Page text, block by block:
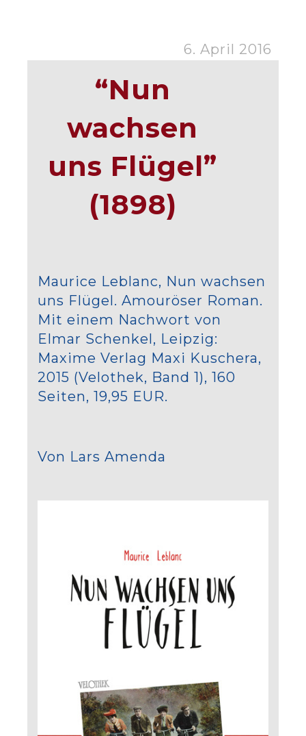
6. April 2016
“Nun
wachsen
uns Flügel”
(1898)
Maurice Leblanc, Nun wachsen
uns Flügel. Amouröser Roman.
Mit einem Nachwort von
Elmar Schenkel, Leipzig:
Maxime Verlag Maxi Kuschera,
2015 (Velothek, Band 1), 160
Seiten, 19,95 EUR.
Von Lars Amenda